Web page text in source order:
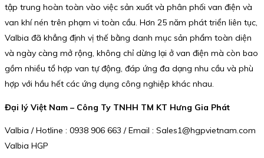
tập trung hoàn toàn vào việc sản xuất và phân phối van điện và
van khí nén trên phạm vi toàn cầu. Hơn 25 năm phát triển liên tục,
Valbia đã khẳng định vị thế bằng danh mục sản phẩm toàn diện
và ngày càng mở rộng, không chỉ dừng lại ở van điện mà còn bao
gồm nhiều tổ hợp van tự động, đáp ứng đa dạng nhu cầu và phù
hợp với hầu hết các ứng dụng công nghiệp khác nhau.
Đại lý Việt Nam – Công Ty TNHH TM KT Hưng Gia Phát
Valbia / Hotline : 0938 906 663 / Email : Sales1@hgpvietnam.com
Valbia HGP